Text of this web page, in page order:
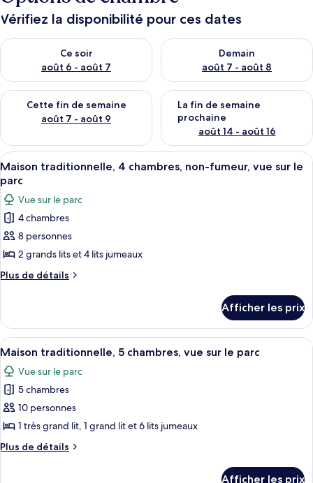
Vérifiez la disponibilité pour ces dates
Ce soir
août 6 - août 7
Vérifier la disponibilité pour ce soir août 6 - août 7
Demain
août 7 - août 8
Vérifier la disponibilité pour
Cette fin de semaine
août 7 - août 9
Vérifier la disponibilité pour cette fin de semaine août 7 -
La fin de semaine
prochaine
août 14 - août 16
Vérifier la disponibilité pour
Afficher
toutes
les
photos
pour
ce
type
de
traditionnelle,
4
chambres,
non-
fumeur,
vue
sur
le
parc
Maison traditionnelle, 4 chambres,
5
Maison traditionnelle, 4 chambres, non-fumeur, vue sur le
parc
Vue sur le parc
4 chambres
8 personnes
2 grands lits et 4 lits jumeaux
Plus de détails
Plus
Maison
traditionnelle,
4
chambres,
non-
fumeur,
vue
sur
le
Afficher les prix
Afficher
toutes
les
photos
pour
ce
type
de
Maison traditionnelle, 5 chambres,
4
Maison traditionnelle, 5 chambres, vue sur le parc
Vue sur le parc
5 chambres
10 personnes
1 très grand lit, 1 grand lit et 6 lits jumeaux
Plus de détails
Plus
Afficher les prix